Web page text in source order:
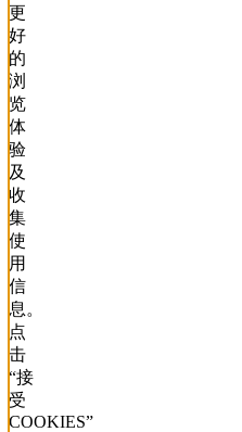
更
好
的
浏
览
体
验
及
收
集
使
用
信
息。
点
击
“接
受
COOKIES”